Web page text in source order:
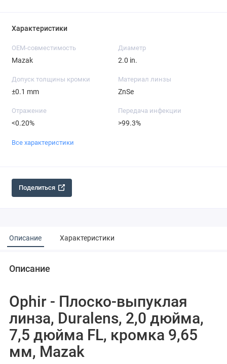
Характеристики
OEM-совместимость
Mazak
Диаметр
2.0 in.
Допуск толщины кромки
±0.1 mm
Материал линзы
ZnSe
Отражение
<0.20%
Передача инфекции
>99.3%
Все характеристики
Поделиться
Описание Характеристики
Описание
Ophir - Плоско-выпуклая
линза, Duralens, 2,0 дюйма,
7,5 дюйма FL, кромка 9,65
мм, Mazak